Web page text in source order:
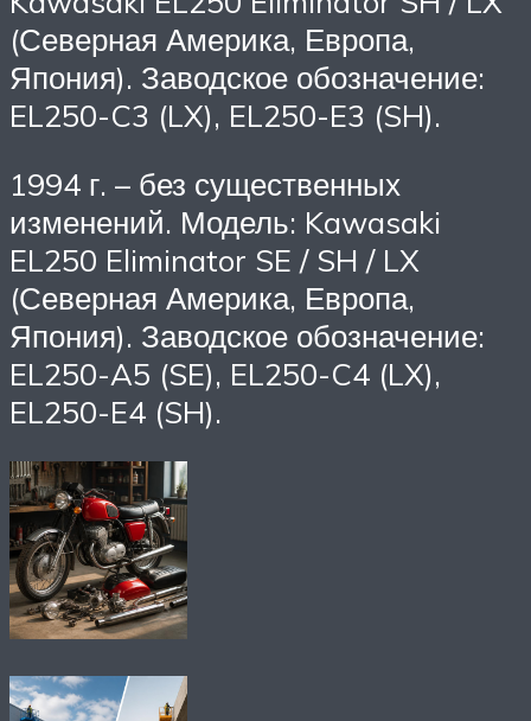
(Северная Америка, Европа,
Япония). Заводское обозначение:
EL250-C3 (LX), EL250-E3 (SH).
1994 г. – без существенных
изменений. Модель: Kawasaki
EL250 Eliminator SE / SH / LX
(Северная Америка, Европа,
Япония). Заводское обозначение:
EL250-A5 (SE), EL250-C4 (LX),
EL250-E4 (SH).